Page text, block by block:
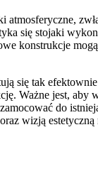
się stojaki
konstrukcje
się tak
Ważne jest,
do
wizją